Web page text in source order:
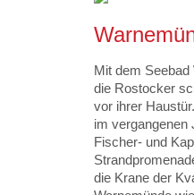
Mit dem
die Rostocker
vor ihrer
im vergangenen
Fischer- und
die Krane der